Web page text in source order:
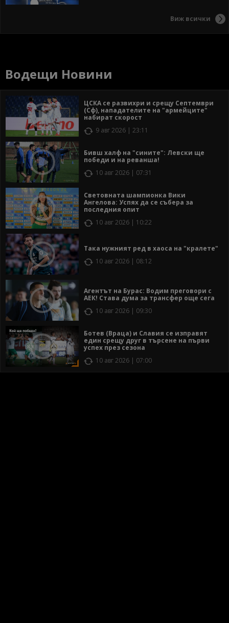
Виж всички
Водещи Новини
ЦСКА се развихри и срещу Септември
(Сф), нападателите на "армейците"
набират скорост
9 авг 2026 | 23:11
Бивш халф на "сините": Левски ще
победи и на реванша!
10 авг 2026 | 07:31
Световната шампионка Вики
Ангелова: Успях да се събера за
последния опит
10 авг 2026 | 10:22
Така нужният ред в хаоса на "кралете"
10 авг 2026 | 08:12
Агентът на Бурас: Водим преговори с
АЕК! Става дума за трансфер още сега
10 авг 2026 | 09:30
Ботев (Враца) и Славия се изправят
един срещу друг в търсене на първи
успех през сезона
10 авг 2026 | 07:00